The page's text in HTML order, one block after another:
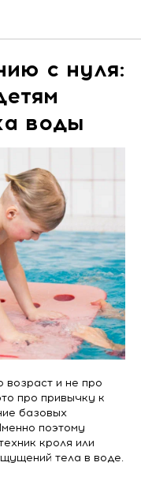
с нуля:
воды
возраст и не про
про привычку к
базовых
поэтому
кроля или
тела в воде.